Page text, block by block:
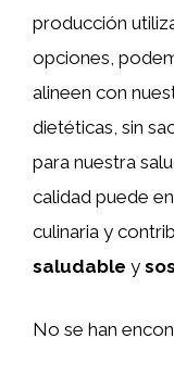
producción
opciones,
alineen con
dietéticas, sin
para nuestra
calidad puede
culinaria y
saludable y
No se han